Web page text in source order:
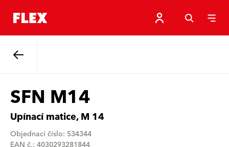
SFN M14
Upínací matice, M 14
Objednací číslo: 534344